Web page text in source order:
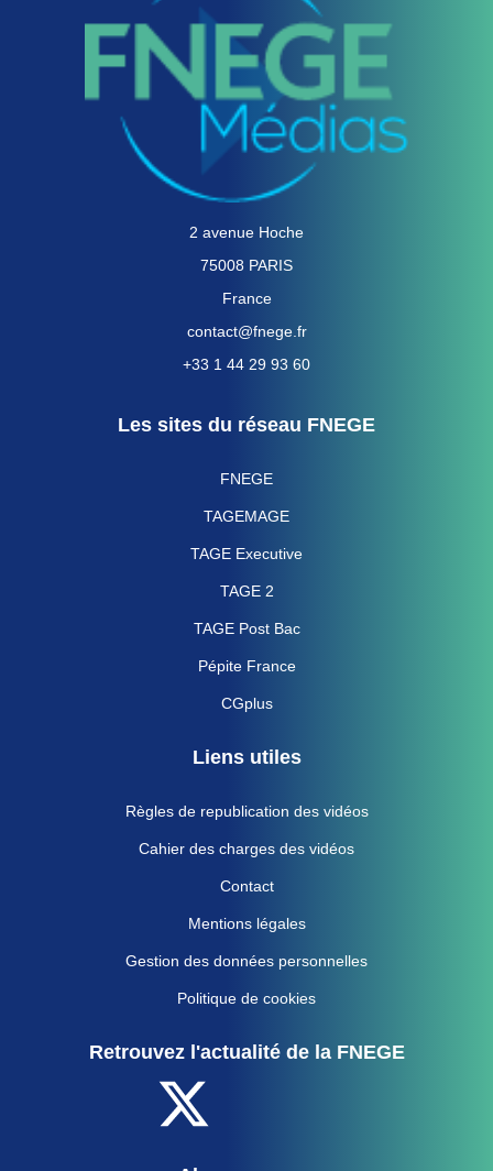
2 avenue Hoche
75008 PARIS
France
contact@fnege.fr
+33 1 44 29 93 60
Les sites du réseau FNEGE
FNEGE
TAGEMAGE
TAGE Executive
TAGE 2
TAGE Post Bac
Pépite France
CGplus
Liens utiles
Règles de republication des vidéos
Cahier des charges des vidéos
Contact
Mentions légales
Gestion des données personnelles
Politique de cookies
Retrouvez l'actualité de la FNEGE